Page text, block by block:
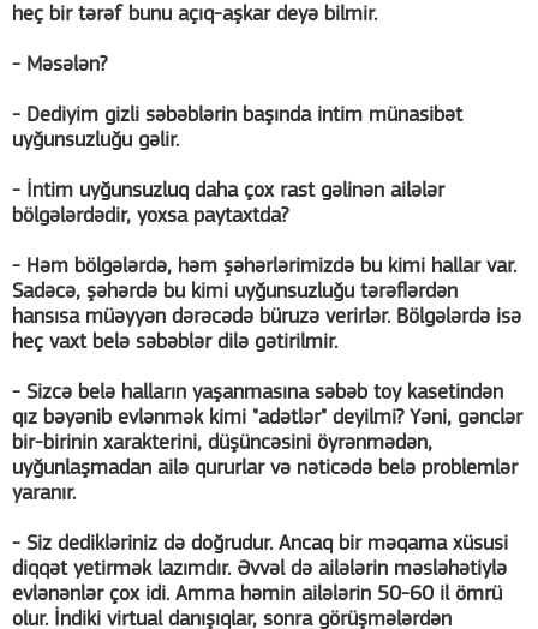
heç bir tərəf bunu açıq-aşkar deyə bilmir.
- Məsələn?
- Dediyim gizli səbəblərin başında intim münasibət
uyğunsuzluğu gəlir.
- İntim uyğunsuzluq daha çox rast gəlinən ailələr
bölgələrdədir, yoxsa paytaxtda?
- Həm bölgələrdə, həm şəhərlərimizdə bu kimi hallar var.
Sadəcə, şəhərdə bu kimi uyğunsuzluğu tərəflərdən
hansısa müəyyən dərəcədə büruzə verirlər. Bölgələrdə isə
heç vaxt belə səbəblər dilə gətirilmir.
- Sizcə belə halların yaşanmasına səbəb toy kasetindən
qız bəyənib evlənmək kimi "adətlər" deyilmi? Yəni, gənclər
bir-birinin xarakterini, düşüncəsini öyrənmədən,
uyğunlaşmadan ailə qururlar və nəticədə belə problemlər
yaranır.
- Siz dedikləriniz də doğrudur. Ancaq bir məqama xüsusi
diqqət yetirmək lazımdır. Əvvəl də ailələrin məsləhətiylə
evlənənlər çox idi. Amma həmin ailələrin 50-60 il ömrü
olur. İndiki virtual danışıqlar, sonra görüşmələrdən